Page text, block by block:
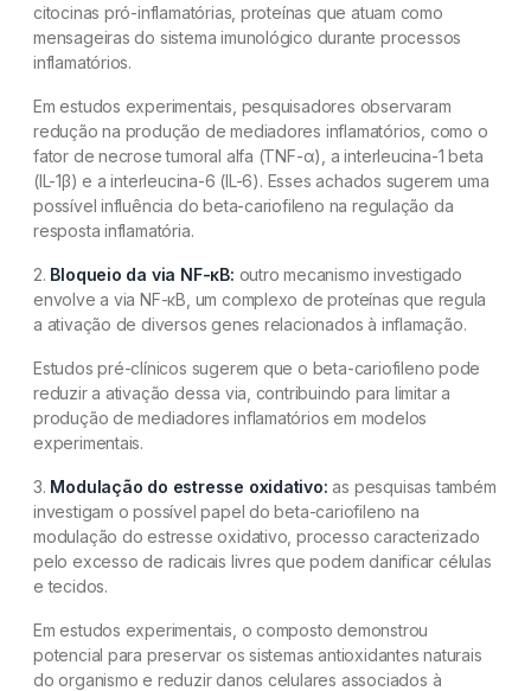
citocinas pró-inflamatórias, proteínas que atuam como
mensageiras do sistema imunológico durante processos
inflamatórios.
Em estudos experimentais, pesquisadores observaram
redução na produção de mediadores inflamatórios, como o
fator de necrose tumoral alfa (TNF-α), a interleucina-1 beta
(IL-1β) e a interleucina-6 (IL-6). Esses achados sugerem uma
possível influência do beta-cariofileno na regulação da
resposta inflamatória.
2. Bloqueio da via NF-κB: outro mecanismo investigado
envolve a via NF-κB, um complexo de proteínas que regula
a ativação de diversos genes relacionados à inflamação.
Estudos pré-clínicos sugerem que o beta-cariofileno pode
reduzir a ativação dessa via, contribuindo para limitar a
produção de mediadores inflamatórios em modelos
experimentais.
3. Modulação do estresse oxidativo: as pesquisas também
investigam o possível papel do beta-cariofileno na
modulação do estresse oxidativo, processo caracterizado
pelo excesso de radicais livres que podem danificar células
e tecidos.
Em estudos experimentais, o composto demonstrou
potencial para preservar os sistemas antioxidantes naturais
do organismo e reduzir danos celulares associados à